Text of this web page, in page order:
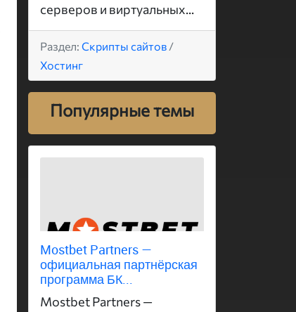
серверов и виртуальных...
Раздел: Скрипты сайтов /
Хостинг
Популярные темы
Mostbet Partners —
официальная партнёрская
программа БК...
Mostbet Partners —